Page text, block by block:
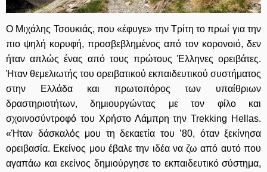
Ο Μιχάλης Τσουκιάς, που «έφυγε» την Τρίτη το πρωί για την
πιο ψηλή κορυφή, προσβεβλημένος από τον κορονοιό, δεν
ήταν απλώς ένας από τους πρώτους Έλληνες ορειβάτες.
Ήταν θεμελιωτής του ορειβατικού εκπαιδευτικού συστήματος
στην Ελλάδα και πρωτοπόρος των υπαίθριων
δραστηριοτήτων, δημιουργώντας με τον φίλο και
σχοινοσύντροφό του Χρήστο Λάμπρη την Trekking Hellas.
«Ήταν δάσκαλός μου τη δεκαετία του ’80, όταν ξεκίνησα
ορειβασία. Εκείνος μου έβαλε την ιδέα να ζω από αυτό που
αγαπάω και εκείνος δημιούργησε το εκπαιδευτικό σύστημα,